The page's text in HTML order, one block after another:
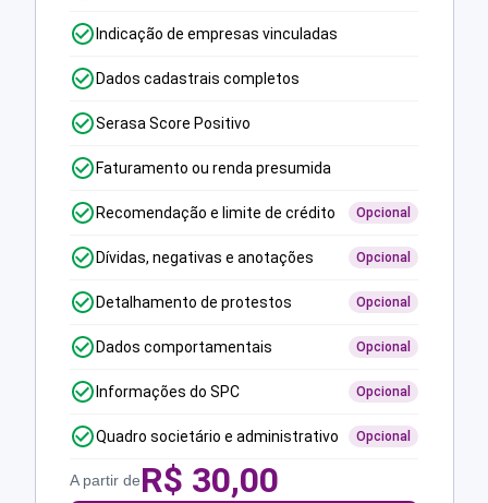
Indicação de empresas vinculadas
Dados cadastrais completos
Serasa Score Positivo
Faturamento ou renda presumida
Recomendação e limite de crédito Opcional
Dívidas, negativas e anotações Opcional
Detalhamento de protestos Opcional
Dados comportamentais Opcional
Informações do SPC Opcional
Quadro societário e administrativo Opcional
A partir deR$ 30,00